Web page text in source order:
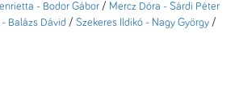
- Bodor Gábor / Mercz Dóra - Sárdi Péter
Balázs Dávid / Szekeres Ildikó - Nagy György /